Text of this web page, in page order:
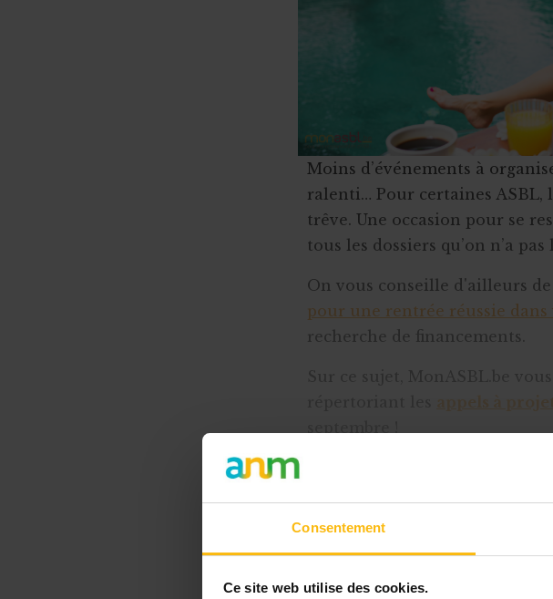
Consentement
Ce site web utilise des cookies.
Moins d’événements à
ralenti… Pour certaines ASBL,
trêve. Une occasion pour se
tous les dossiers qu’on n’a
On vous conseille d'ailleurs
pour une rentrée réussie dans
recherche de financements.
Schaerbeek | Un nouvel
actrices du secteur culturel
et partagé, installé dans deux